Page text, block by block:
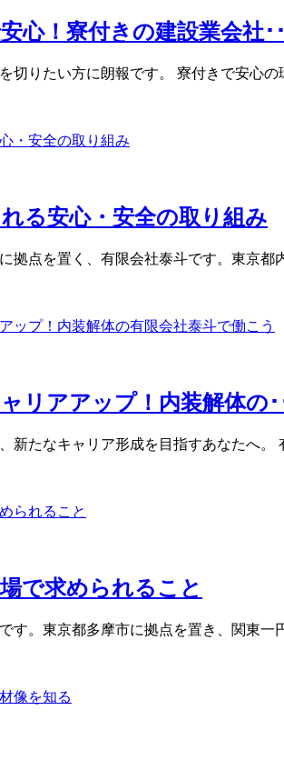
心！寮付きの建設業会社･
切りたい方に朗報です。 寮付きで安心
る安心・安全の取り組み
拠点を置く、有限会社泰斗です。東京
リアアップ！内装解体の･
新たなキャリア形成を目指すあなたへ
で求められること
す。東京都多摩市に拠点を置き、関東